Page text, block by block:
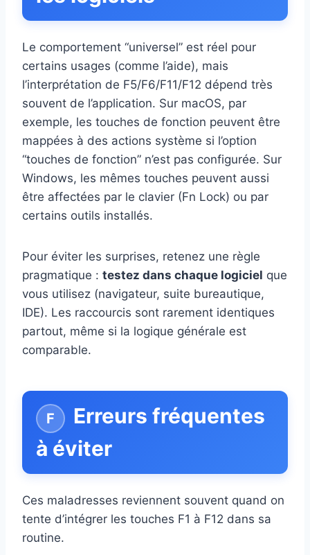
Le comportement “universel” est réel pour
certains usages (comme l’aide), mais
l’interprétation de F5/F6/F11/F12 dépend très
souvent de l’application. Sur macOS, par
exemple, les touches de fonction peuvent être
mappées à des actions système si l’option
“touches de fonction” n’est pas configurée. Sur
Windows, les mêmes touches peuvent aussi
être affectées par le clavier (Fn Lock) ou par
certains outils installés.
Pour éviter les surprises, retenez une règle
pragmatique : testez dans chaque logiciel que
vous utilisez (navigateur, suite bureautique,
IDE). Les raccourcis sont rarement identiques
partout, même si la logique générale est
comparable.
Erreurs fréquentes
à éviter
Ces maladresses reviennent souvent quand on
tente d’intégrer les touches F1 à F12 dans sa
routine.